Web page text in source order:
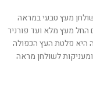
מעץ טבעי במראה
החל מעץ מלא ועד פורניר
היא פלטת העץ הכפולה
לשולחן מראה